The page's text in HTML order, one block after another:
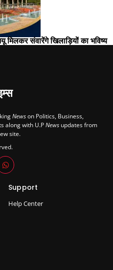
संवारेंगे खिलाड़ियों का भविष्य
Newson Politics, Business,
along with U.PNews updates from
site.
Support
Help Center